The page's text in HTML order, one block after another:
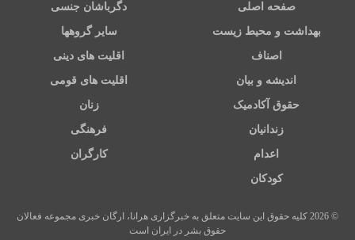
صفحه اصلی دگرباشان جنسی
بهداشت و محیط زیست سایر گروهها
اصناف اقلیت های دینی
اندیشه و بیان اقلیت های قومی
حقوق آکادمیک زنان
زندانیان فرهنگی
اعدام کارگران
کودکان
© 2026 کلیه حقوق این سایت متعلق به خبرگزاری هرانا، ارگان خبری مجموعه فعالان
حقوق بشر در ایران است